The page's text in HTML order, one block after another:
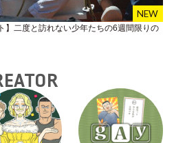
】二度と訪れない少年たちの6週間限りの